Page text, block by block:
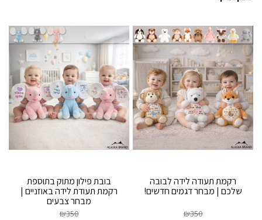
רקמת תעודה לידה לבובה
שלכם | מבחר דגמים חדשים!
₪350
בובת פילון מתוק בתוספת
רקמת תעודת לידה באוזניים |
מבחר צבעים
₪350